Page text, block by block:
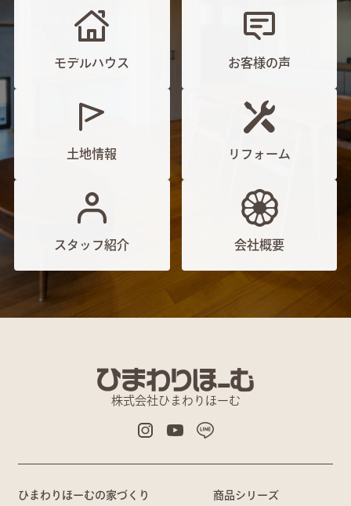
モデルハウス お客様の声
土地情報 リフォーム
スタッフ紹介 会社概要
株式会社ひまわりほーむ
ひまわりほーむの家づくり 商品シリーズ